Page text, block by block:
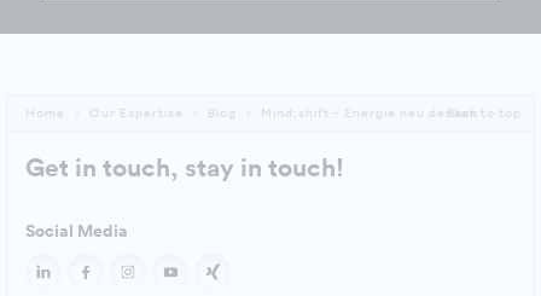
Home Our Expertise Blog Mind:shift - Energie neu denkenBack to top
Get in touch, stay in touch!
Social Media